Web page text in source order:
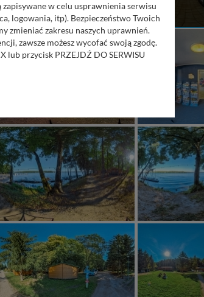
w celu usprawnienia serwisu
logowania, itp). Bezpieczeństwo Twoich
zmieniać zakresu naszych uprawnień.
zawsze możesz wycofać swoją zgodę.
lub przycisk PRZEJDŹ DO SERWISU
(przekazanie danych z formularza
Borkowska, z siedzibą ul. Wiejska 17,
.
lub usunięcia, zabronić ich
Twoich praw w odniesieniu do
tych plików - w pewnych